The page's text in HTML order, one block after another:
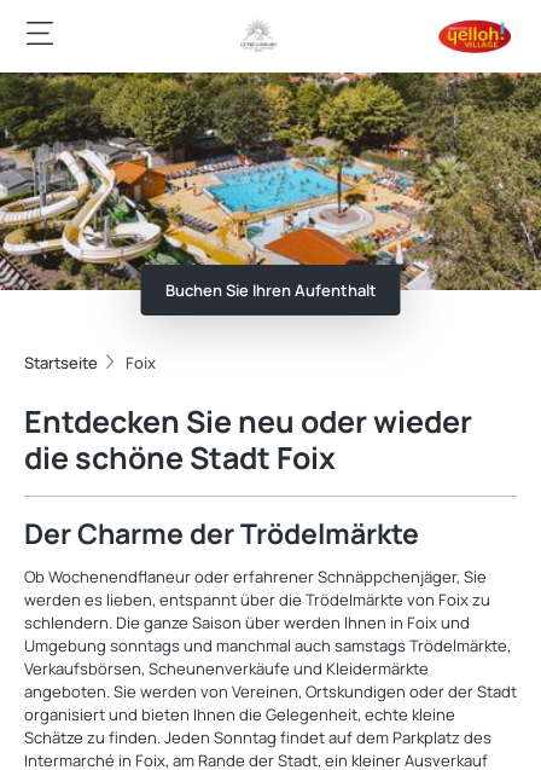
Buchen Sie Ihren Aufenthalt
Startseite Foix
Entdecken Sie neu oder wieder
die schöne Stadt Foix
Der Charme der Trödelmärkte
Ob Wochenendflaneur oder erfahrener Schnäppchenjäger, Sie
werden es lieben, entspannt über die Trödelmärkte von Foix zu
schlendern. Die ganze Saison über werden Ihnen in Foix und
Umgebung sonntags und manchmal auch samstags Trödelmärkte,
Verkaufsbörsen, Scheunenverkäufe und Kleidermärkte
angeboten. Sie werden von Vereinen, Ortskundigen oder der Stadt
organisiert und bieten Ihnen die Gelegenheit, echte kleine
Schätze zu finden. Jeden Sonntag findet auf dem Parkplatz des
Intermarché in Foix, am Rande der Stadt, ein kleiner Ausverkauf